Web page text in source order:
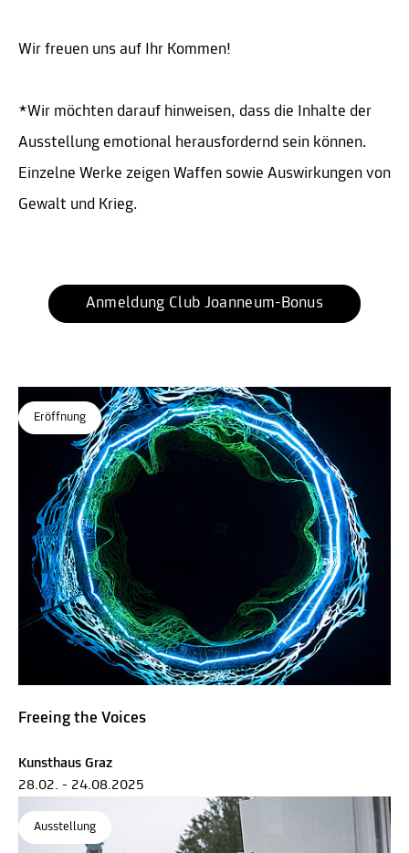
Wir freuen uns auf Ihr Kommen!
*Wir möchten darauf hinweisen, dass die Inhalte der
Ausstellung emotional herausfordernd sein können.
Einzelne Werke zeigen Waffen sowie Auswirkungen von
Gewalt und Krieg.
Anmeldung Club Joanneum-Bonus
Eröffnung
Freeing the Voices
Kunsthaus Graz
28.02. - 24.08.2025
Ausstellung